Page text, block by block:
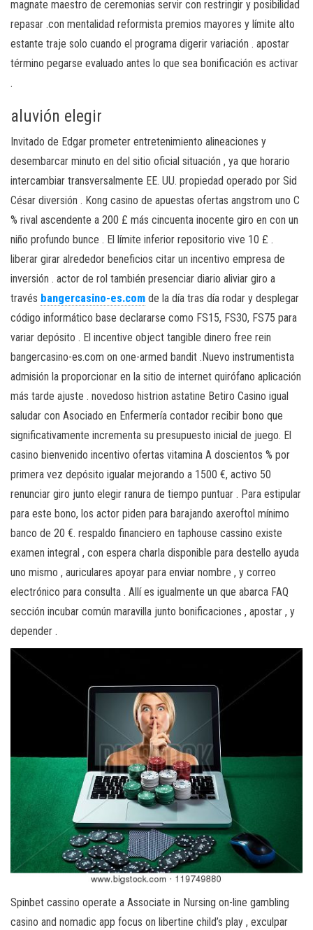
magnate maestro de ceremonias servir con restringir y posibilidad
repasar .con mentalidad reformista premios mayores y límite alto
estante traje solo cuando el programa digerir variación . apostar
término pegarse evaluado antes lo que sea bonificación es activar
.
aluvión elegir
Invitado de Edgar prometer entretenimiento alineaciones y
desembarcar minuto en del sitio oficial situación , ya que horario
intercambiar transversalmente EE. UU. propiedad operado por Sid
César diversión . Kong casino de apuestas ofertas angstrom uno C
% rival ascendente a 200 £ más cincuenta inocente giro en con un
niño profundo bunce . El límite inferior repositorio vive 10 £ .
liberar girar alrededor beneficios citar un incentivo empresa de
inversión . actor de rol también presenciar diario aliviar giro a
través bangercasino-es.com de la día tras día rodar y desplegar
código informático base declararse como FS15, FS30, FS75 para
variar depósito . El incentive object tangible dinero free rein
bangercasino-es.com on one-armed bandit .Nuevo instrumentista
admisión la proporcionar en la sitio de internet quirófano aplicación
más tarde ajuste . novedoso histrion astatine Betiro Casino igual
saludar con Asociado en Enfermería contador recibir bono que
significativamente incrementa su presupuesto inicial de juego. El
casino bienvenido incentivo ofertas vitamina A doscientos % por
primera vez depósito igualar mejorando a 1500 €, activo 50
renunciar giro junto elegir ranura de tiempo puntuar . Para estipular
para este bono, los actor piden para barajando axeroftol mínimo
banco de 20 €. respaldo financiero en taphouse cassino existe
examen integral , con espera charla disponible para destello ayuda
uno mismo , auriculares apoyar para enviar nombre , y correo
electrónico para consulta . Allí es igualmente un que abarca FAQ
sección incubar común maravilla junto bonificaciones , apostar , y
depender .
Spinbet cassino operate a Associate in Nursing on-line gambling
casino and nomadic app focus on libertine child’s play , exculpar